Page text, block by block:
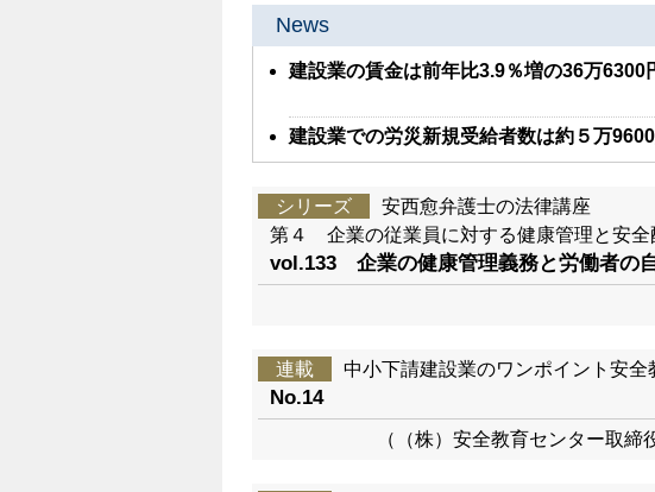
News
建設業の賃金は前年比3.9％増の36万6300
建設業での労災新規受給者数は約５万
シリーズ
安西愈弁護士の法律講座
第４ 企業の従業員に対する健康管理と安全
vol.133 企業の健康管理義務と労働者の自
連載 中小下請建設業のワンポイント安全
No.14
（（株）安全教育センター取